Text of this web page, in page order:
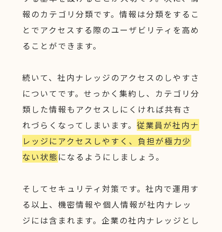
報のカテゴリ分類です。情報は分類をするこ
とでアクセスする際のユーザビリティを高め
ることができます。
続いて、社内ナレッジのアクセスのしやすさ
についてです。せっかく集約し、カテゴリ分
類した情報もアクセスしにくければ共有さ
れづらくなってしまいます。 従業員が社内ナ
レッジにアクセスしやすく、負担が極力少
ない状態になるようにしましょう。
そしてセキュリティ対策です。社内で運用す
る以上、機密情報や個人情報が社内ナレッ
ジには含まれます。企業の社内ナレッジとし